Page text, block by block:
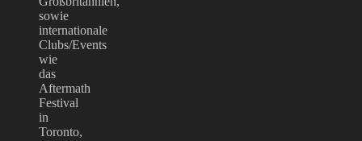
sowie
internationale
Clubs/Events
wie
das
Aftermath
Festival
in
Toronto,